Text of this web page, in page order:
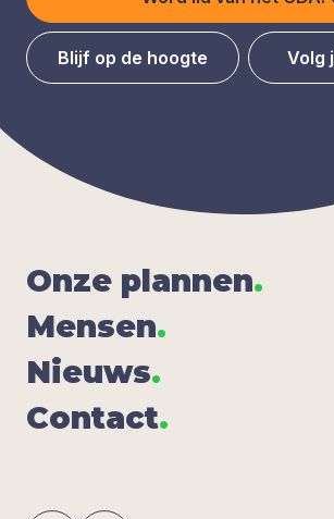
Blijf op de hoogte Volg
Onze plan­nen.
Men­sen.
Nieuws.
Con­tact.